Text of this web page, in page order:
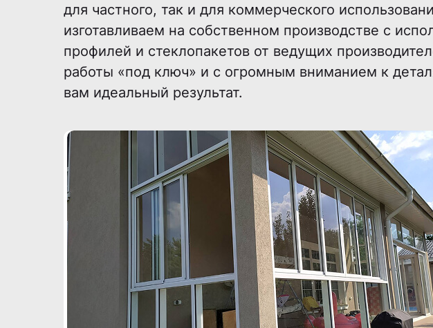
для частного, так и для коммерческого
изготавливаем на собственном производстве с
профилей и стеклопакетов от ведущих
работы «под ключ» и с огромным вниманием к
вам идеальный результат.